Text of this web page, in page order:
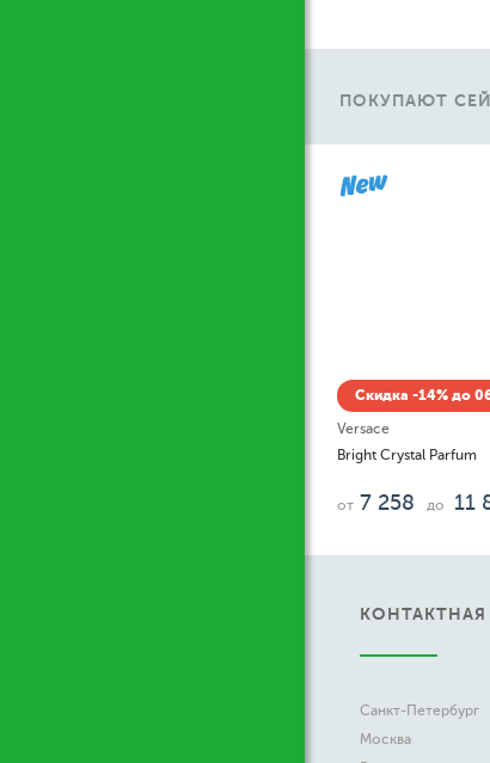
ПОКУПАЮТ
Скидка -14% до 06.08
Bright Crystal Parfum
до 11 857 руб.
Санкт-Петербург
Москва